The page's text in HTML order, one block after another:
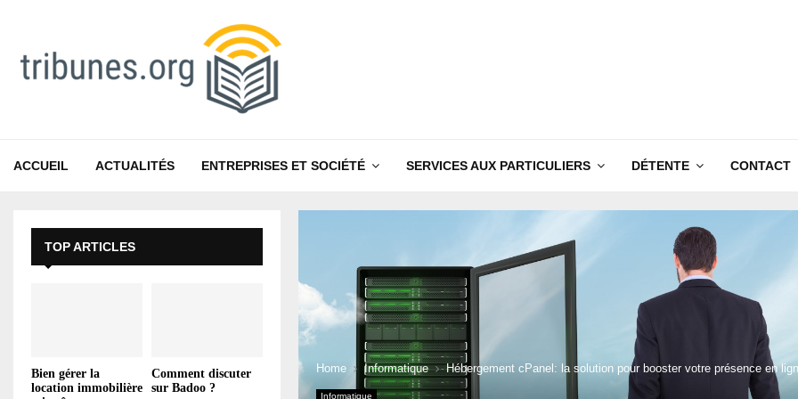
ACCUEIL ACTUALITÉS ENTREPRISES ET SOCIÉTÉ SERVICES AUX PARTICULIERS DÉTENTE CONTACT
Home Informatique Hébergement cPanel: la solution pour booster votre présence en
Informatique
TOP ARTICLES
Bien gérer la
location immobilière
Comment discuter
sur Badoo ?